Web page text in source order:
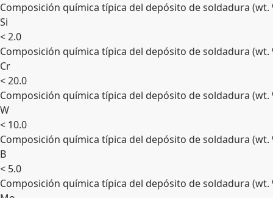
Composición química típica del depósito de soldadura (wt.
Si
< 2.0
Composición química típica del depósito de soldadura (wt.
Cr
< 20.0
Composición química típica del depósito de soldadura (wt.
W
< 10.0
Composición química típica del depósito de soldadura (wt.
B
< 5.0
Composición química típica del depósito de soldadura (wt.